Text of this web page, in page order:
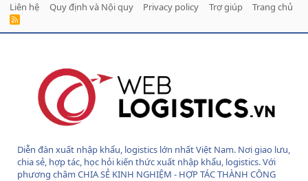
Liên hệ
Quy định và Nội quy Privacy policy Trợ giúp Trang chủ
R
Diễn đàn xuất nhập khẩu, logistics lớn nhất Việt Nam. Nơi giao lưu,
chia sẻ, hợp tác, học hỏi kiến thức xuất nhập khẩu, logistics. Với
phương châm CHIA SẺ KINH NGHIỆM - HỢP TÁC THÀNH CÔNG